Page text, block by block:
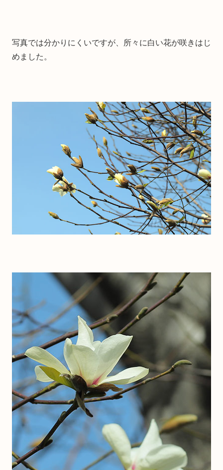
写真では分かりにくいですが、所々に白い花が咲きはじ
めました。